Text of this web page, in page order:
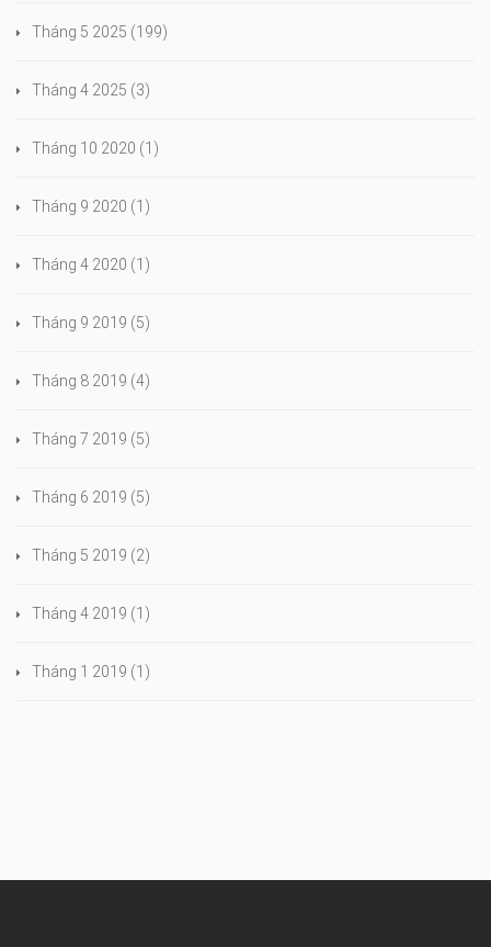
Tháng 5 2025 (199)
Tháng 4 2025 (3)
Tháng 10 2020 (1)
Tháng 9 2020 (1)
Tháng 4 2020 (1)
Tháng 9 2019 (5)
Tháng 8 2019 (4)
Tháng 7 2019 (5)
Tháng 6 2019 (5)
Tháng 5 2019 (2)
Tháng 4 2019 (1)
Tháng 1 2019 (1)